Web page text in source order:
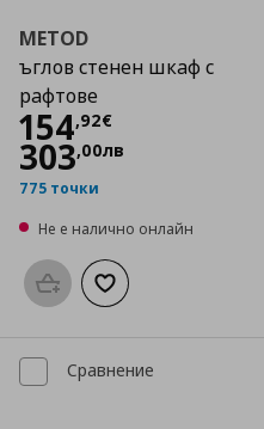
METOD
ъглов стенен шкаф с
рафтове
154,92€
Цена
303,00лв
775 точки
Не е налично онлайн
Προσθήκη στο καλάθι
Добави към
Сравнение